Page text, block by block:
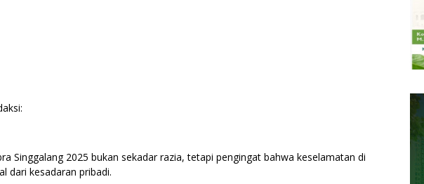
Singgalang 2025 bukan sekadar razia, tetapi pengingat bahwa keselamatan di
dari kesadaran pribadi.